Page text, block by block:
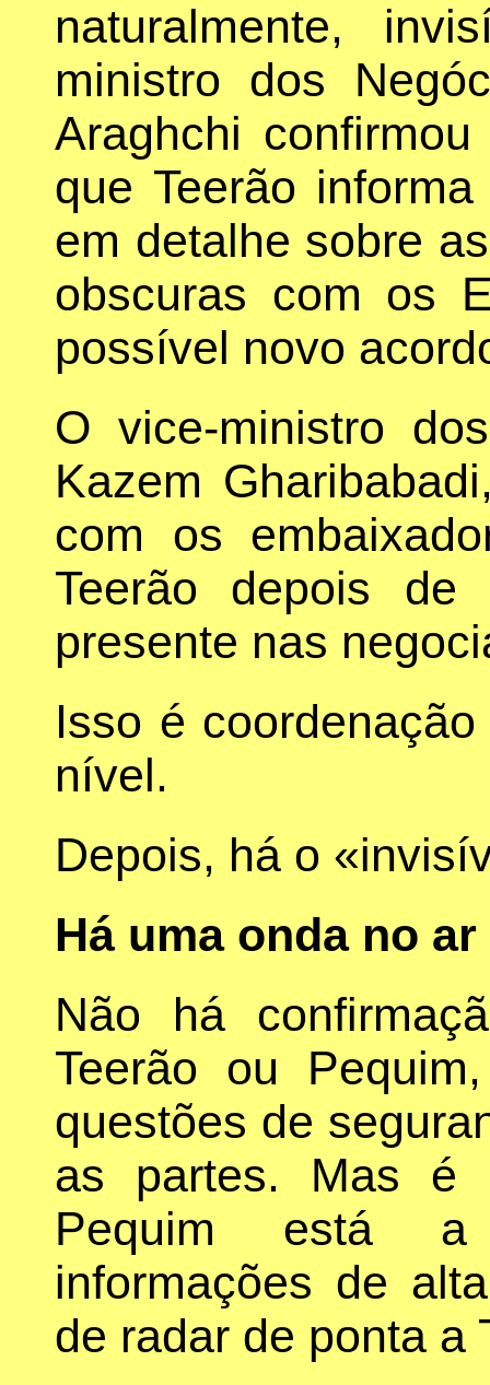
naturalmente,
ministro dos
Araghchi
que Teerão
em detalhe sobre
obscuras com os
possível novo
O vice-ministro
Kazem
com os
Teerão depois
presente nas
Isso é
nível.
Depois, há o
Há uma onda no ar
Não há
Teerão ou
questões de
as partes. Mas é
Pequim está a
informações de
de radar de ponta a